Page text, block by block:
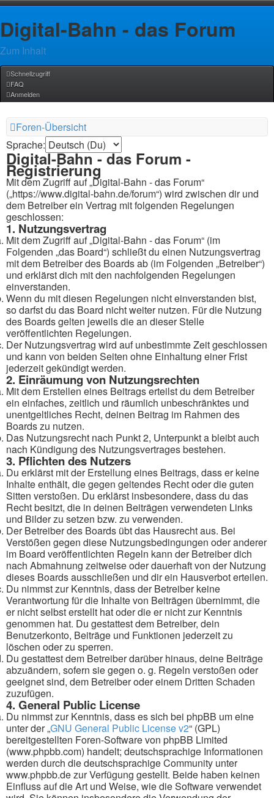
Digital-Bahn - das Forum
Zum Inhalt
Schnellzugriff
FAQ
Anmelden
Foren-Übersicht
Sprache:
Digital-Bahn - das Forum -
Registrierung
Mit dem Zugriff auf „Digital-Bahn - das Forum“
(„https://www.digital-bahn.de/forum“) wird zwischen dir und
dem Betreiber ein Vertrag mit folgenden Regelungen
geschlossen:
1. Nutzungsvertrag
Mit dem Zugriff auf „Digital-Bahn - das Forum“ (im
Folgenden „das Board“) schließt du einen Nutzungsvertrag
mit dem Betreiber des Boards ab (im Folgenden „Betreiber“)
und erklärst dich mit den nachfolgenden Regelungen
einverstanden.
Wenn du mit diesen Regelungen nicht einverstanden bist,
so darfst du das Board nicht weiter nutzen. Für die Nutzung
des Boards gelten jeweils die an dieser Stelle
veröffentlichten Regelungen.
Der Nutzungsvertrag wird auf unbestimmte Zeit geschlossen
und kann von beiden Seiten ohne Einhaltung einer Frist
jederzeit gekündigt werden.
2. Einräumung von Nutzungsrechten
Mit dem Erstellen eines Beitrags erteilst du dem Betreiber
ein einfaches, zeitlich und räumlich unbeschränktes und
unentgeltliches Recht, deinen Beitrag im Rahmen des
Boards zu nutzen.
Das Nutzungsrecht nach Punkt 2, Unterpunkt a bleibt auch
nach Kündigung des Nutzungsvertrages bestehen.
3. Pflichten des Nutzers
Du erklärst mit der Erstellung eines Beitrags, dass er keine
Inhalte enthält, die gegen geltendes Recht oder die guten
Sitten verstoßen. Du erklärst insbesondere, dass du das
Recht besitzt, die in deinen Beiträgen verwendeten Links
und Bilder zu setzen bzw. zu verwenden.
Der Betreiber des Boards übt das Hausrecht aus. Bei
Verstößen gegen diese Nutzungsbedingungen oder anderer
im Board veröffentlichten Regeln kann der Betreiber dich
nach Abmahnung zeitweise oder dauerhaft von der Nutzung
dieses Boards ausschließen und dir ein Hausverbot erteilen.
Du nimmst zur Kenntnis, dass der Betreiber keine
Verantwortung für die Inhalte von Beiträgen übernimmt, die
er nicht selbst erstellt hat oder die er nicht zur Kenntnis
genommen hat. Du gestattest dem Betreiber, dein
Benutzerkonto, Beiträge und Funktionen jederzeit zu
löschen oder zu sperren.
Du gestattest dem Betreiber darüber hinaus, deine Beiträge
abzuändern, sofern sie gegen o. g. Regeln verstoßen oder
geeignet sind, dem Betreiber oder einem Dritten Schaden
zuzufügen.
4. General Public License
Du nimmst zur Kenntnis, dass es sich bei phpBB um eine
unter der „GNU General Public License v2“ (GPL)
bereitgestellten Foren-Software von phpBB Limited
(www.phpbb.com) handelt; deutschsprachige Informationen
werden durch die deutschsprachige Community unter
www.phpbb.de zur Verfügung gestellt. Beide haben keinen
Einfluss auf die Art und Weise, wie die Software verwendet